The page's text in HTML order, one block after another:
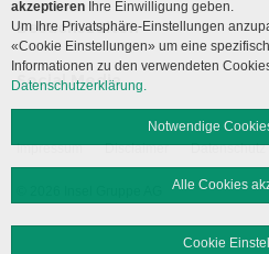
Besuchszeiten
Social Media
Impressum Disclaimer Datenschutz
akzeptieren Ihre Einwilligung geben.
Um Ihre Privatsphäre-Einstellungen
«Cookie Einstellungen» um eine
Informationen zu den verwendeten
Datenschutzerklärung.
Notwendige
Alle Cookies
Cookie